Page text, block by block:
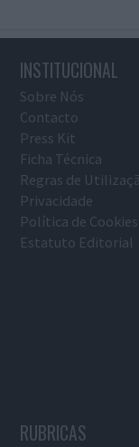
INSTITUCIONAL
Sobre Nós
Contacto
Press Kit
Ficha Técnica
Regras de
Privacidade
Política de Cookies
Estatuto Editorial
RUBRICAS